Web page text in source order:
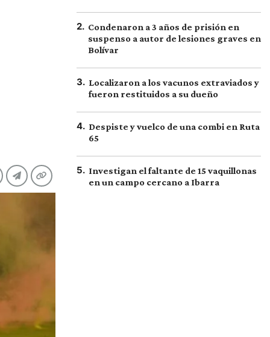
2. Condenaron a 3 años de prisión en
suspenso a autor de lesiones graves en
Bolívar
3. Localizaron a los vacunos extraviados y
fueron restituidos a su dueño
4. Despiste y vuelco de una combi en Ruta
65
5. Investigan el faltante de 15 vaquillonas
en un campo cercano a Ibarra